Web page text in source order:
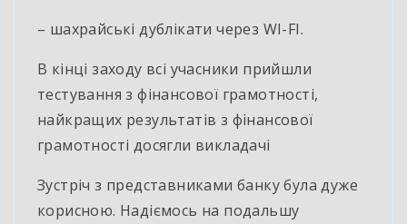
– шахрайські дублікати через WI-FI.
В кінці заходу всі учасники прийшли
тестування з фінансової грамотності,
найкращих результатів з фінансової
грамотності досягли викладачі
Зустріч з представниками банку була дуже
корисною. Надіємось на подальшу